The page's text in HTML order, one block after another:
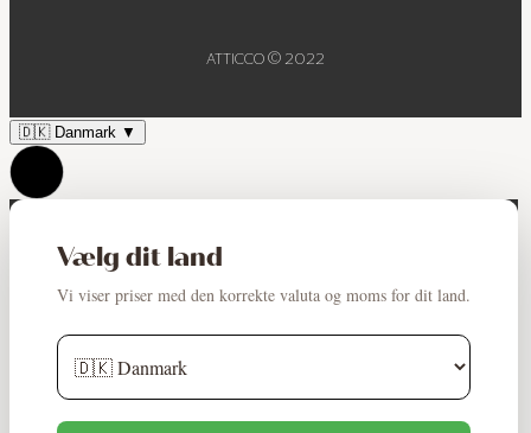
ATTICCO © 2022
🇩🇰 Danmark ▼
Vælg dit land
Vi viser priser med den korrekte valuta og moms for dit land.